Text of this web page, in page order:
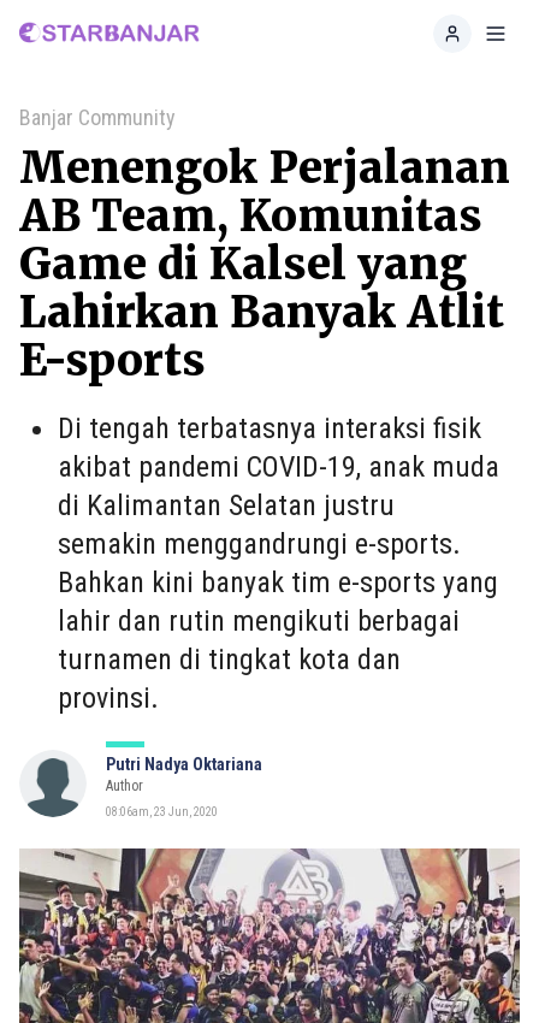
Home
Banjar Community
Menengok Perjalanan
AB Team, Komunitas
Game di Kalsel yang
Lahirkan Banyak Atlit
E-sports
Di tengah terbatasnya interaksi fisik
akibat pandemi COVID-19, anak muda
di Kalimantan Selatan justru
semakin menggandrungi e-sports.
Bahkan kini banyak tim e-sports yang
lahir dan rutin mengikuti berbagai
turnamen di tingkat kota dan
provinsi.
Putri Nadya Oktariana
Author
08:06am, 23 Jun, 2020